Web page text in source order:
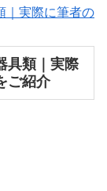
具類｜実際
ご紹介